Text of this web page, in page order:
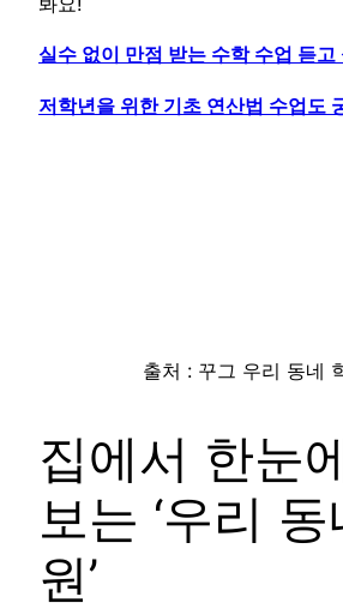
실수 없이 만점 받는 수학 수업 듣고
저학년을 위한 기초 연산법 수업도
출처 : 꾸그 우리 동네
집에서 한눈
보는 ‘우리
원’